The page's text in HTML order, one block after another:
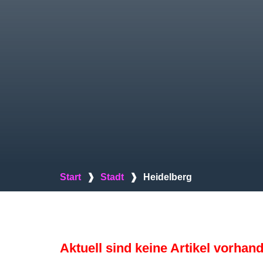
Start ❱ Stadt ❱ Heidelberg
Aktuell sind keine Artikel